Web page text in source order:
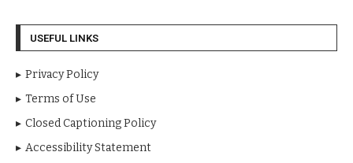
USEFUL LINKS
Privacy Policy
Terms of Use
Closed Captioning Policy
Accessibility Statement